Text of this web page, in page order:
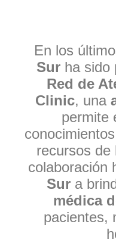
En los
Sur ha sido
Red de
Clinic, una
permite
recursos de
colaboración
Sur a
médica
pacientes,